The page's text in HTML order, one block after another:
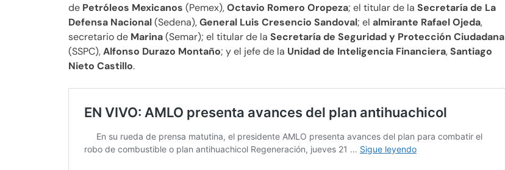
de Petróleos Mexicanos (Pemex),Octavio Romero Oropeza; el titular de la Secretaría de La
Defensa Nacional(Sedena),General Luis Cresencio Sandoval; el almirante Rafael Ojeda,
secretario de Marina(Semar); el titular de la Secretaría de Seguridad y Protección Ciudadana
(SSPC),Alfonso Durazo Montaño; y el jefe de la Unidad de Inteligencia Financiera,Santiago
Nieto Castillo.